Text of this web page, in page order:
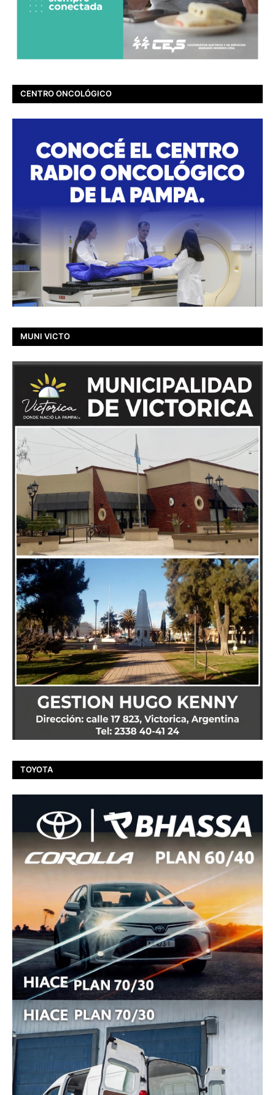
CENTRO ONCOLÓGICO
MUNI VICTO
TOYOTA